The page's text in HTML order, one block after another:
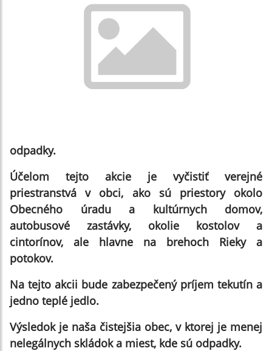
odpadky.
Účelom tejto akcie je vyčistiť verejné
priestranstvá v obci, ako sú priestory okolo
Obecného úradu a kultúrnych domov,
autobusové zastávky, okolie kostolov a
cintorínov, ale hlavne na brehoch Rieky a
potokov.
Na tejto akcii bude zabezpečený príjem tekutín a
jedno teplé jedlo.
Výsledok je naša čistejšia obec, v ktorej je menej
nelegálnych skládok a miest, kde sú odpadky.